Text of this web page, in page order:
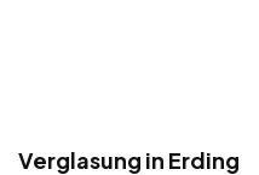
Verglasung in Erding